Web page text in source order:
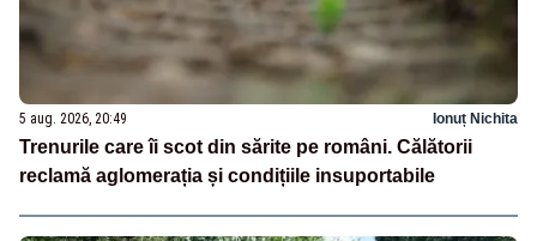
5 aug. 2026, 20:49 Ionuț Nichita
Trenurile care îi scot din sărite pe români. Călătorii
reclamă aglomerația și condițiile insuportabile